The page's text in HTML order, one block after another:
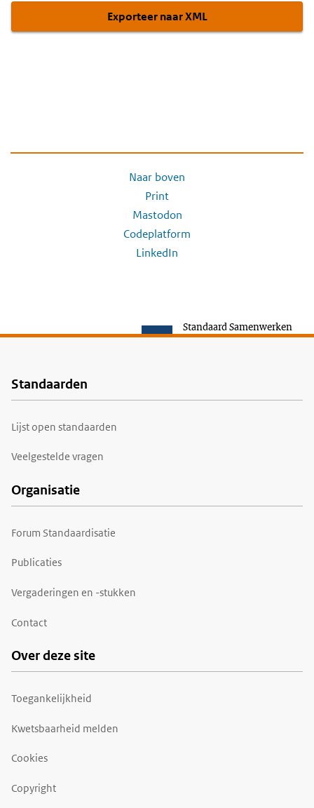
Exporteer naar XML
Naar boven
Print
Mastodon
Codeplatform
LinkedIn
Standaard Samenwerken
Voet
Standaarden
Lijst open standaarden
Veelgestelde vragen
Organisatie
Forum Standaardisatie
Publicaties
Vergaderingen en -stukken
Contact
Over deze site
Toegankelijkheid
Kwetsbaarheid melden
Cookies
Copyright